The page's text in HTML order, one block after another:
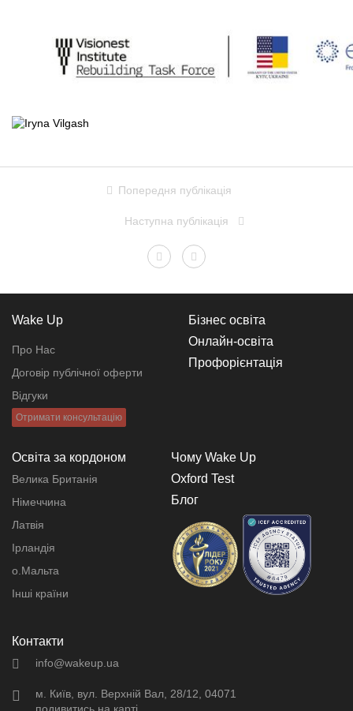
Попередня публікація
Наступна публікація
Wake Up
Про Нас
Договір публічної оферти
Відгуки
Отримати консультацію
Бізнес освіта
Онлайн-освіта
Профорієнтація
Освіта за кордоном
Велика Британія
Німеччина
Латвія
Ірландія
о.Мальта
Інші країни
Чому Wake Up
Oxford Test
Блог
Контакти
info@wakeup.ua
м. Київ, вул. Верхній Вал, 28/12, 04071